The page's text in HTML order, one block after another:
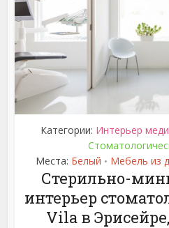
Категории: Интерьер
Места: Белый • Мебель из
Стерильно-
интерьер
Vila в